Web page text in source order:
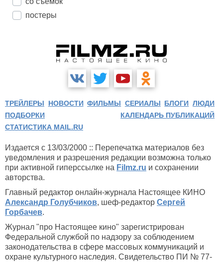
постеры
ТРЕЙЛЕРЫ НОВОСТИ ФИЛЬМЫ СЕРИАЛЫ БЛОГИ ЛЮДИ
ПОДБОРКИ
КАЛЕНДАРЬ ПУБЛИКАЦИЙ
СТАТИСТИКА MAIL.RU
Издается с 13/03/2000 :: Перепечатка материалов без
уведомления и разрешения редакции возможна только
при активной гиперссылке на Filmz.ru и сохранении
авторства.
Главный редактор онлайн-журнала Настоящее КИНО
Александр Голубчиков, шеф-редактор Сергей
Горбачев.
Журнал "про Настоящее кино" зарегистрирован
Федеральной службой по надзору за соблюдением
законодательства в сфере массовых коммуникаций и
охране культурного наследия. Свидетельство ПИ № 77-